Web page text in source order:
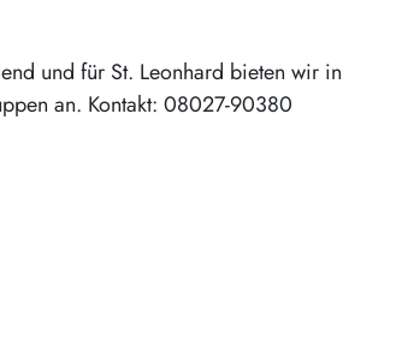
und für St. Leonhard bieten wir in
an. Kontakt: 08027-90380